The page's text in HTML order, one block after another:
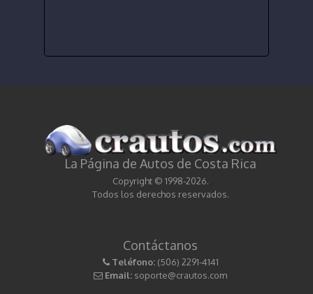
La Página de Autos de Costa Rica
Copyright © 1998-2026.
Todos los derechos reservados.
Contáctanos
Teléfono: (506) 2291-4141
Email: soporte@crautos.com